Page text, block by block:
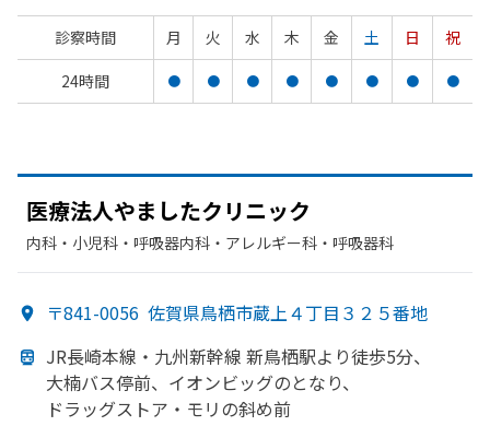
診察時間 月 火 水 木 金 土 日
祝
24時間
● ● ● ● ● ● ● ●
医療法人やましたクリニック
内科・​小児科・​呼吸器内科・​アレルギー科・​呼吸器科
〒841-0056 佐賀県鳥栖市蔵上４丁目３２５番地
JR長崎本線・九州新幹線 新鳥栖駅より徒歩5分、
大楠バス停前、 イオンビッグのとなり、
ドラッグストア・モリの斜め前